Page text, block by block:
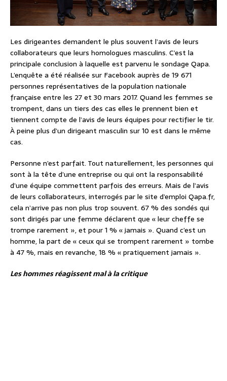
Les dirigeantes demandent le plus souvent l’avis de leurs
collaborateurs que leurs homologues masculins. C’est la
principale conclusion à laquelle est parvenu le sondage Qapa.
L’enquête a été réalisée sur Facebook auprès de 19 671
personnes représentatives de la population nationale
française entre les 27 et 30 mars 2017. Quand les femmes se
trompent, dans un tiers des cas elles le prennent bien et
tiennent compte de l’avis de leurs équipes pour rectifier le tir.
À peine plus d’un dirigeant masculin sur 10 est dans le même
cas.
Personne n’est parfait. Tout naturellement, les personnes qui
sont à la tête d’une entreprise ou qui ont la responsabilité
d’une équipe commettent parfois des erreurs. Mais de l’avis
de leurs collaborateurs, interrogés par le site d’emploi Qapa.fr,
cela n’arrive pas non plus trop souvent. 67 % des sondés qui
sont dirigés par une femme déclarent que « leur cheffe se
trompe rarement », et pour 1 % « jamais ». Quand c’est un
homme, la part de « ceux qui se trompent rarement » tombe
à 47 %, mais en revanche, 18 % « pratiquement jamais ».
Les hommes réagissent mal à la critique